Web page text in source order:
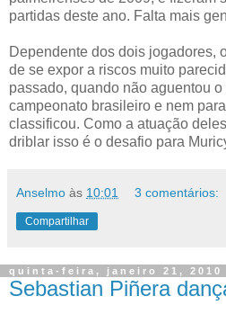
partidas deste ano. Falta mais
Dependente dos dois jogadores,
de se expor a riscos muito
passado, quando não aguentou
campeonato brasileiro e nem
classificou. Como a atuação
driblar isso é o desafio para
Anselmo às 10:01 3 comentários:
Compartilhar
quinta-feira, janeiro 21, 2010
Sebastian Piñera